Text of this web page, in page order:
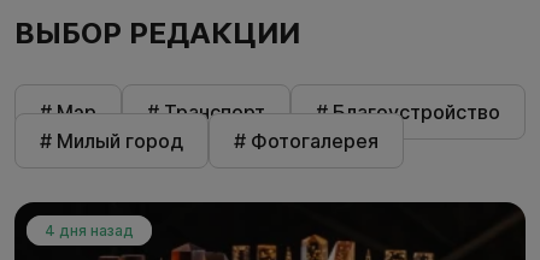
ВЫБОР РЕДАКЦИИ
# Мэр # Транспорт
# Благоустройство
# Милый город
# Фотогалерея
4 дня назад